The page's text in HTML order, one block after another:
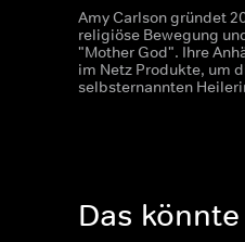
Amy Carlson gründet
religiöse Bewegung
"Mother God". Ihre
im Netz Produkte, um
selbsternannten
Das